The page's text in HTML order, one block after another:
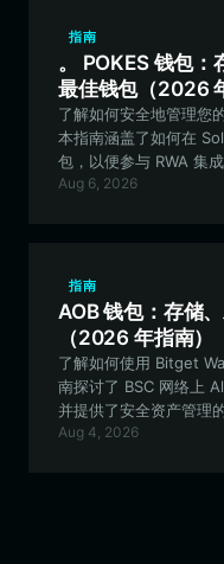
指南
。 POKES 钱包：
最佳钱包（2026
了解如何安全地管理您
本指南涵盖了如何在
包，以便参与 RWA 集
Aug 6, 2026
指南
AOB 钱包：存储
（2026 年指南）
了解如何使用 Bitget
南探讨了 BSC 网络上
并提供了安全资产管理
Aug 4, 2026